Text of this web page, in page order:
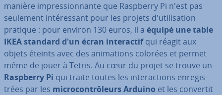
manière im­pres­sion­nante que Raspberry Pi n'est pas
seulement in­té­res­sant pour les projets d'uti­li­sa­tion
pratique : pour environ 130 euros, il a équipé une table
IKEA standard d'un écran in­te­rac­tifqui réagit aux
objets éteints avec des ani­ma­tions colorées et permet
même de jouer à Tetris. Au cœur du projet se trouve un
Raspberry Pi qui traite toutes les in­te­rac­tions en­re­gis­
trées par les mi­cro­con­trô­leurs Arduino et les convertit